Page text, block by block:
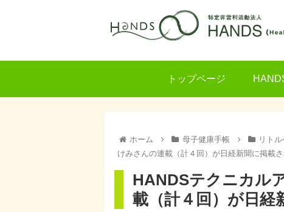
トップページ
ホーム 母子健康手帳 リト
けみさんの連載（計４回）が日経新聞に掲載さ
HANDSテクニカル
載（計４回）が日経